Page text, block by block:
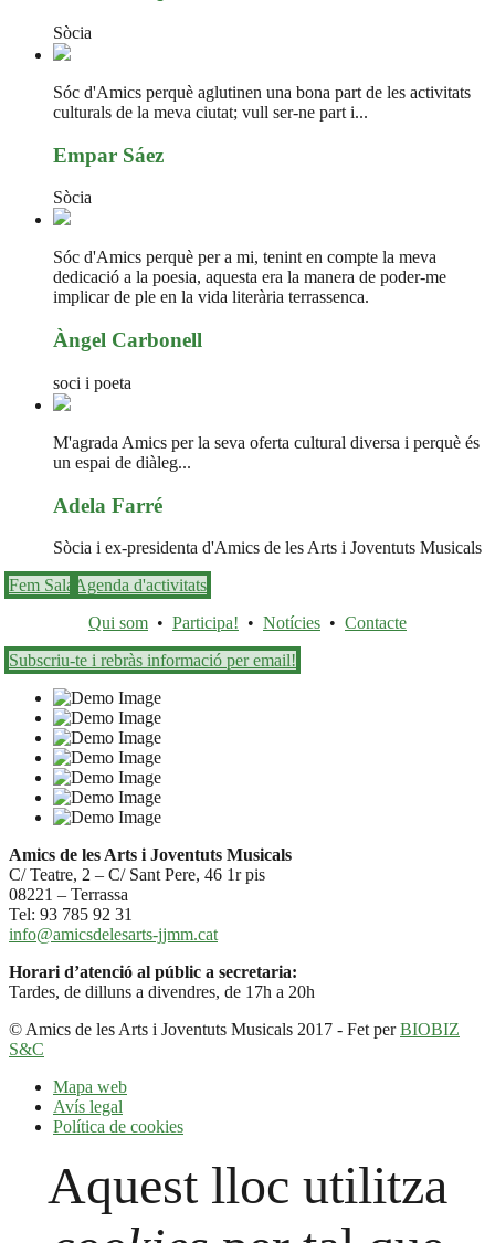
Sòcia
Sóc d'Amics perquè aglutinen una bona part de les activitats
culturals de la meva ciutat; vull ser-ne part i...
Empar Sáez
Sòcia
Sóc d'Amics perquè per a mi, tenint en compte la meva
dedicació a la poesia, aquesta era la manera de poder-me
implicar de ple en la vida literària terrassenca.
Àngel Carbonell
soci i poeta
M'agrada Amics per la seva oferta cultural diversa i perquè és
un espai de diàleg...
Adela Farré
Sòcia i ex-presidenta d'Amics de les Arts i Joventuts Musicals
Fem Sala Agenda d'activitats
Qui som • Participa! • Notícies • Contacte
Subscriu-te i rebràs informació per email!
Amics de les Arts i Joventuts Musicals
C/ Teatre, 2 – C/ Sant Pere, 46 1r pis
08221 – Terrassa
Tel: 93 785 92 31
info@amicsdelesarts-jjmm.cat
Horari d’atenció al públic a secretaria:
Tardes, de dilluns a divendres, de 17h a 20h
© Amics de les Arts i Joventuts Musicals 2017 - Fet perBIOBIZ
S&C
Mapa web
Avís legal
Política de cookies
Aquest lloc utilitza